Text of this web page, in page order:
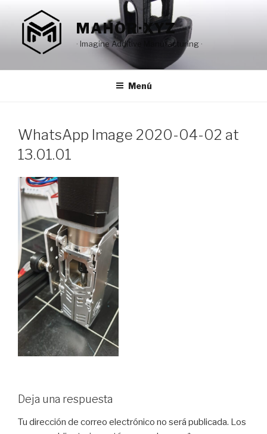
contenido
MAHOR·XYZ
· Imagine Additive Manufacturing ·
Menú
WhatsApp Image 2020-04-02 at
13.01.01
Deja una respuesta
Tu dirección de correo electrónico no será publicada. Los